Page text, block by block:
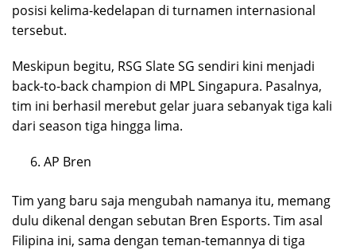
posisi kelima-kedelapan di turnamen internasional
tersebut.
Meskipun begitu, RSG Slate SG sendiri kini menjadi
back-to-back champion di MPL Singapura. Pasalnya,
tim ini berhasil merebut gelar juara sebanyak tiga kali
dari season tiga hingga lima.
AP Bren
Tim yang baru saja mengubah namanya itu, memang
dulu dikenal dengan sebutan Bren Esports. Tim asal
Filipina ini, sama dengan teman-temannya di tiga